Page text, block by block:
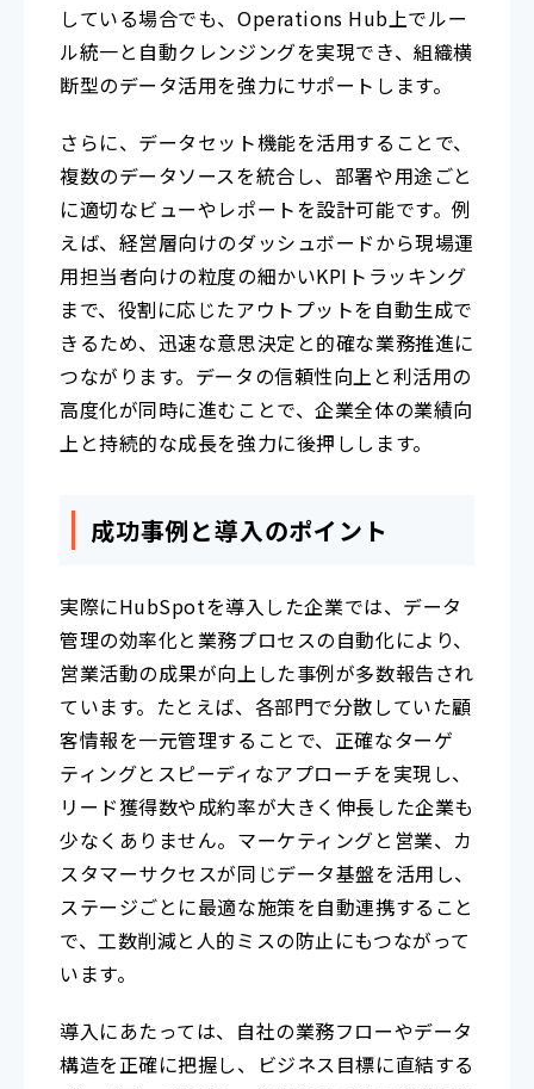
している場合でも、Operations Hub上でルー
ル統一と自動クレンジングを実現でき、組織横
断型のデータ活用を強力にサポートします。
さらに、データセット機能を活用することで、
複数のデータソースを統合し、部署や用途ごと
に適切なビューやレポートを設計可能です。例
えば、経営層向けのダッシュボードから現場運
用担当者向けの粒度の細かいKPIトラッキング
まで、役割に応じたアウトプットを自動生成で
きるため、迅速な意思決定と的確な業務推進に
つながります。データの信頼性向上と利活用の
高度化が同時に進むことで、企業全体の業績向
上と持続的な成長を強力に後押しします。
成功事例と導入のポイント
実際にHubSpotを導入した企業では、データ
管理の効率化と業務プロセスの自動化により、
営業活動の成果が向上した事例が多数報告され
ています。たとえば、各部門で分散していた顧
客情報を一元管理することで、正確なターゲ
ティングとスピーディなアプローチを実現し、
リード獲得数や成約率が大きく伸長した企業も
少なくありません。マーケティングと営業、カ
スタマーサクセスが同じデータ基盤を活用し、
ステージごとに最適な施策を自動連携すること
で、工数削減と人的ミスの防止にもつながって
います。
導入にあたっては、自社の業務フローやデータ
構造を正確に把握し、ビジネス目標に直結する